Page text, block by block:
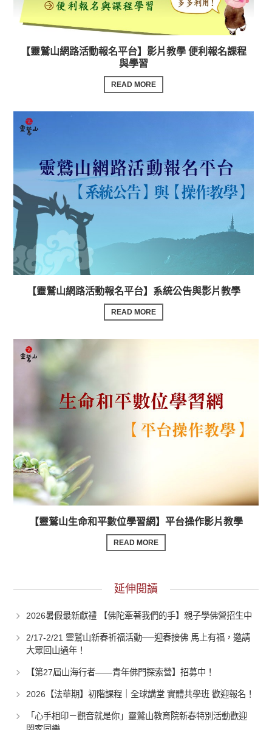
【靈鷲山網路活動報名平台】影片教學 便利報名課程
與學習
READ MORE
【靈鷲山網路活動報名平台】系統公告與影片教學
READ MORE
【靈鷲山生命和平數位學習網】平台操作影片教學
READ MORE
延伸閱讀
2026暑假最新獻禮 【佛陀牽著我們的手】親子學佛營招生中
2/17-2/21 靈鷲山新春祈福活動──迎春接佛 馬上有福，邀請
大眾回山過年！
【第27屆山海行者——青年佛門探索營】招募中！
2026【法華期】初階課程｜全球講堂 實體共學班 歡迎報名！
「心手相印－觀音就是你」靈鷲山教育院新春特別活動歡迎